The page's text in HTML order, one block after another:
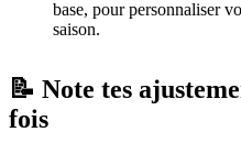
base, pour personnaliser
saison.
📝 Note tes
fois